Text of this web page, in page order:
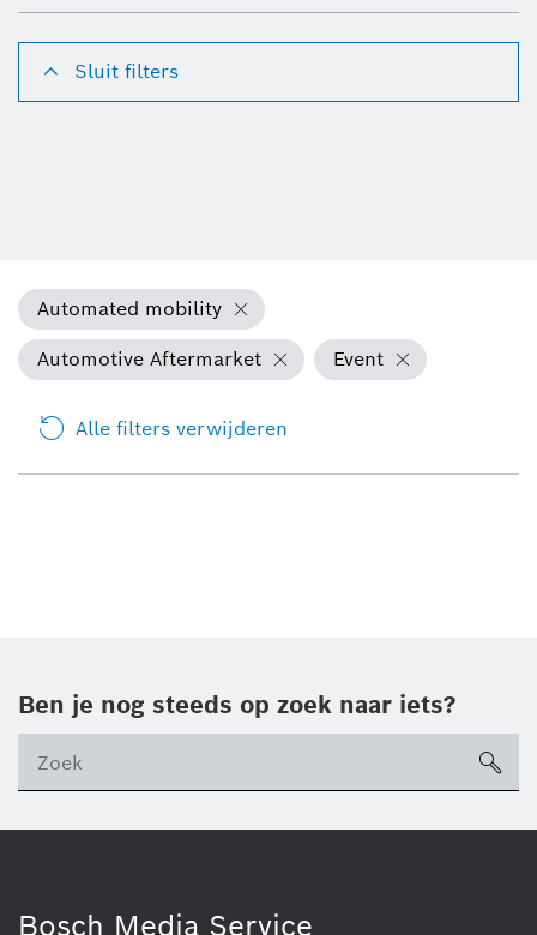
Sluit filters
Automated mobility
Automotive Aftermarket
Event
Alle filters verwijderen
Ben je nog steeds op zoek naar iets?
Bosch Media Service